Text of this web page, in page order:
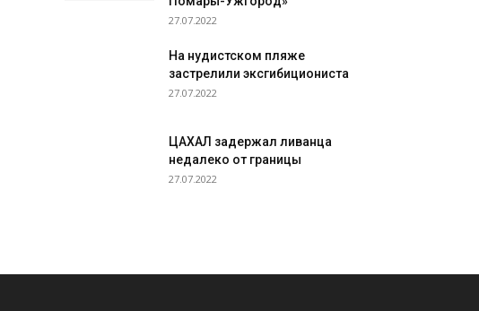
27.07.2022
На нудистском пляже
застрелили эксгибициониста
27.07.2022
ЦАХАЛ задержал ливанца
недалеко от границы
27.07.2022